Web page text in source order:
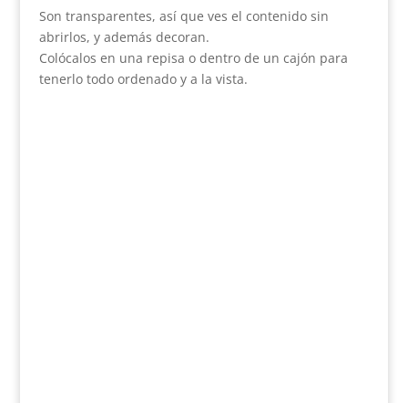
Son transparentes, así que ves el contenido sin
abrirlos, y además decoran.
Colócalos en una repisa o dentro de un cajón para
tenerlo todo ordenado y a la vista.